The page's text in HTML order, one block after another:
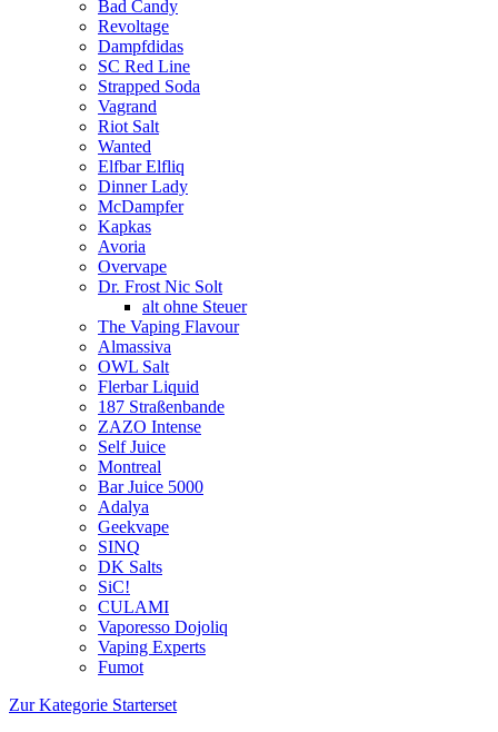
Bad Candy
Revoltage
Dampfdidas
SC Red Line
Strapped Soda
Vagrand
Riot Salt
Wanted
Elfbar Elfliq
Dinner Lady
McDampfer
Kapkas
Avoria
Overvape
Dr. Frost Nic Solt
alt ohne Steuer
The Vaping Flavour
Almassiva
OWL Salt
Flerbar Liquid
187 Straßenbande
ZAZO Intense
Self Juice
Montreal
Bar Juice 5000
Adalya
Geekvape
SINQ
DK Salts
SiC!
CULAMI
Vaporesso Dojoliq
Vaping Experts
Fumot
Zur Kategorie Starterset